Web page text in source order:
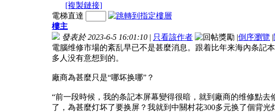
[複製鏈接]
電梯直達
樓主
發表於 2023-6-5 16:01:10 | 只看該作者 |倒序瀏覽 |
電腦维修市場的紊乱早已不是甚麼消息。跟着比年来海內条記
多人没有意想到的。
廠商為甚麼只是“哪坏换哪”？
“前一段時候，我的条記本屏幕變得很暗，就到廠商的维修點
了，為甚麼灯坏了要换屏？我就到中關村花300多元换了個背